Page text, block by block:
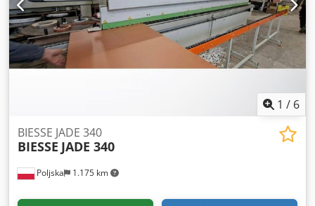
1 / 6
Poljska 1.175 km
BIESSE JADE 340
BIESSE JADE 340